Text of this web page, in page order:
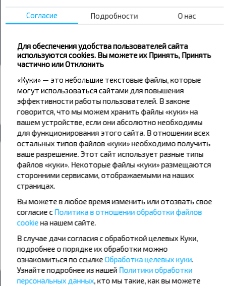
Подороск → Козики, Ивацевичский р-н БРЕСТСКАЯ ОБЛ.
Автобусная остановка
Все автовокзалы Козики, Ивацевичский р-н
БРЕСТСКАЯ ОБЛ.
06
+26°C Утро
+34°C День
+23°C Вечер
07
+22°C
+18°C Вечер
08
+21°C
+16°C
Согласие Подробности О нас
Для обеспечения удобства пользователей сайта
используются cookies. Вы можете их Принять, Принять
частично или Отклонить
«Куки» — это небольшие текстовые файлы, которые
могут использоваться сайтами для повышения
эффективности работы пользователей. В законе
говорится, что мы можем хранить файлы «куки» на
вашем устройстве, если они абсолютно необходимы
для функционирования этого сайта. В отношении всех
остальных типов файлов «куки» необходимо получить
ваше разрешение. Этот сайт использует разные типы
файлов «куки». Некоторые файлы «куки» размещаются
сторонними сервисами, отображаемыми на наших
страницах.
Вы можете в любое время изменить или отозвать свое
согласие сПолитика в отношении обработки файлов
cookieна нашем сайте.
В случае дачи согласия с обработкой целевых Куки,
подробнее о порядке их обработки можно
ознакомиться по ссылкеОбработка целевых куки.
Узнайте подробнее из нашей Политики обработки
персональных данных, кто мы такие, как вы можете